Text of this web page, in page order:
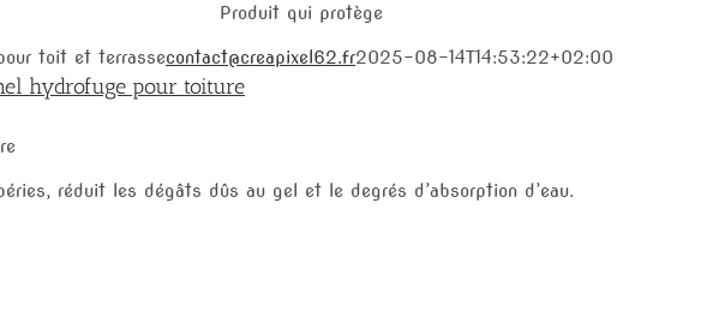
Produit qui protège
toit et terrassecontact@creapixel62.fr2025-08-14T14:53:22+02:00
hydrofuge pour toiture
réduit les dégâts dûs au gel et le degrés d’absorption d’eau.